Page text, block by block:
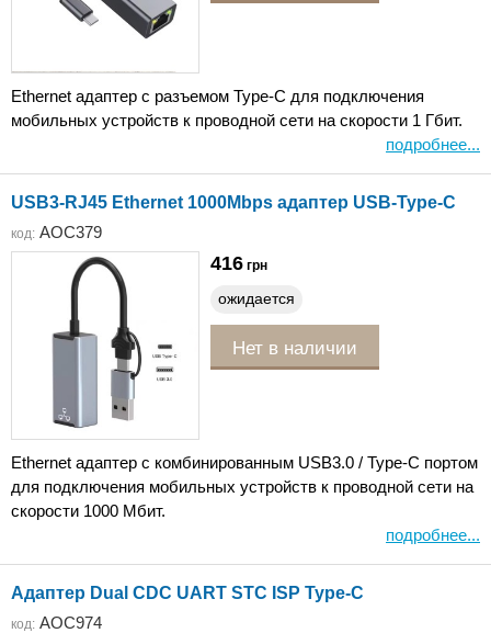
Ethernet адаптер с разъемом Type-C для подключения
мобильных устройств к проводной сети на скорости 1 Гбит.
подробнее...
USB3-RJ45 Ethernet 1000Mbps адаптер USB-Type-C
код: AOC379
416 грн
ожидается
Нет в наличии
Ethernet адаптер с комбинированным USB3.0 / Type-C портом
для подключения мобильных устройств к проводной сети на
скорости 1000 Мбит.
подробнее...
Адаптер Dual CDC UART STC ISP Type-C
код: AOC974